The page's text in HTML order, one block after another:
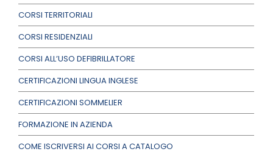
CORSI TERRITORIALI
CORSI RESIDENZIALI
CORSI ALL’USO DEFIBRILLATORE
CERTIFICAZIONI LINGUA INGLESE
CERTIFICAZIONI SOMMELIER
FORMAZIONE IN AZIENDA
COME ISCRIVERSI AI CORSI A CATALOGO